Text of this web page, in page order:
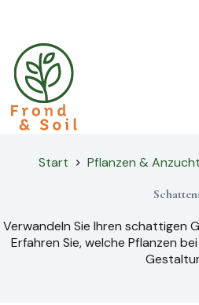
springen
Start Pflanzen & Anzucht
Verwandeln Sie Ihren schattigen
Erfahren Sie, welche Pflanzen